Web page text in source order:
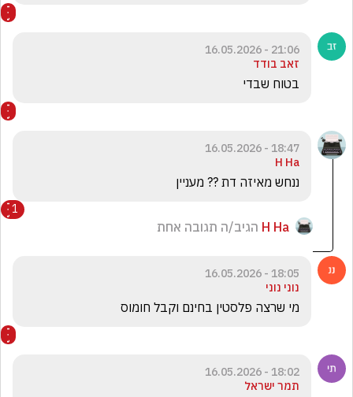
21:06 - 16.05.2026
זאב בודד
בטוח שבדי
18:47 - 16.05.2026
H Ha
ננחש מאיזה דת ?? מעניין
1
H Ha הגיב/ה תגובה אחת
18:05 - 16.05.2026
נוני נוני
מי שרצה פלסטין בחינם וקבל חומוס
18:02 - 16.05.2026
תמר ישראל